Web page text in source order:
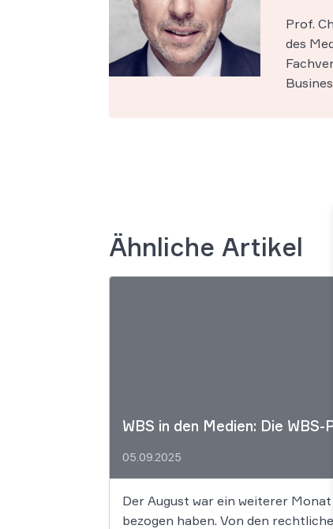
Prof.
des
Ähnliche Artikel
WBS in den Medien: Die
05.09.2025
Der August war ein weiterer
bezogen haben. Von den